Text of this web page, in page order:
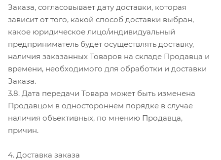
Заказа, согласовывает дату доставки, которая
зависит от того, какой способ доставки выбран,
какое юридическое лицо/индивидуальный
предприниматель будет осуществлять доставку,
наличия заказанных Товаров на складе Продавца и
времени, необходимого для обработки и доставки
Заказа.
3.8. Дата передачи Товара может быть изменена
Продавцом в одностороннем порядке в случае
наличия объективных, по мнению Продавца,
причин.
4. Доставка заказа